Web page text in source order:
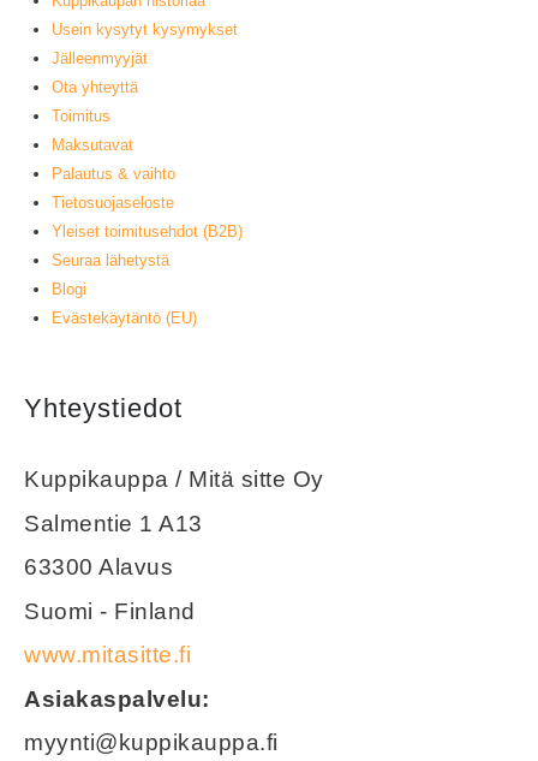
Usein kysytyt kysymykset
Jälleenmyyjät
Ota yhteyttä
Toimitus
Maksutavat
Palautus & vaihto
Tietosuojaseloste
Yleiset toimitusehdot (B2B)
Seuraa lähetystä
Blogi
Evästekäytäntö (EU)
Yhteystiedot
Kuppikauppa / Mitä sitte Oy
Salmentie 1 A13
63300 Alavus
Suomi - Finland
www.mitasitte.fi
Asiakaspalvelu:
myynti@kuppikauppa.fi